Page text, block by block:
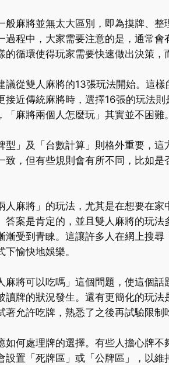
麻將並無太大區別，即為摸牌、
程中，大家需要注意的是，通常會
循環使得玩家需要快速做出決策，
從雙人麻將的13張玩法開始。這
近傳統麻將時，選擇16張的玩法
麻將兩個人怎麼玩」其實並不困難
」及「台數計算」則格外重要，
，但有些規則會有所不同，比如
麻將」的玩法，尤其是在想要在
案是肯定的，並且雙人麻將的玩
受到青睞。這讓許多人在網上搜
愉快地娛樂。
將可以吃嗎」這個問題，使這個
牌的狀況發生。還有更簡化的玩
允許吃牌，熟悉了之後再試驗限制
何處理牌的選擇。有些人擔心牌
設置「死牌區」或「公牌區」，以